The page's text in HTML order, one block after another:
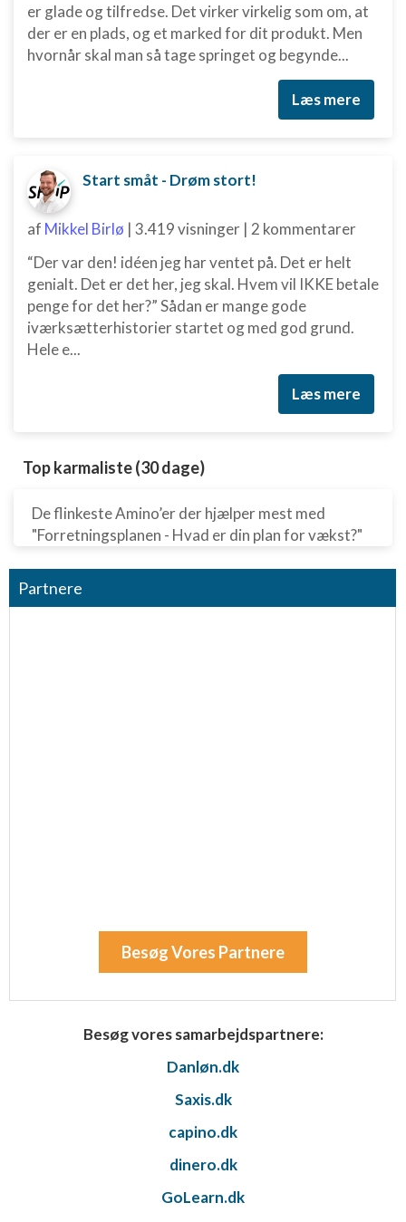
er glade og tilfredse. Det virker virkelig som om, at
der er en plads, og et marked for dit produkt. Men
hvornår skal man så tage springet og begynde...
Læs mere
Start småt - Drøm stort!
af Mikkel Birlø | 3.419 visninger | 2 kommentarer
“Der var den! idéen jeg har ventet på. Det er helt
genialt. Det er det her, jeg skal. Hvem vil IKKE betale
penge for det her?” Sådan er mange gode
iværksætterhistorier startet og med god grund.
Hele e...
Læs mere
Top karmaliste (30 dage)
De flinkeste Amino’er der hjælper mest med
"Forretningsplanen - Hvad er din plan for vækst?"
Partnere
Besøg Vores Partnere
Besøg vores samarbejdspartnere:
Danløn.dk
Saxis.dk
capino.dk
dinero.dk
GoLearn.dk